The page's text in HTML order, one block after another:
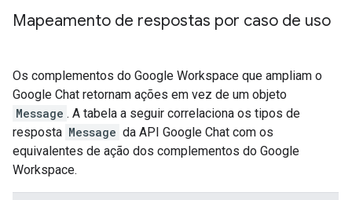
Mapeamento de respostas por caso de uso
Os complementos do Google Workspace que ampliam o
Google Chat retornam ações em vez de um objeto
Message . A tabela a seguir correlaciona os tipos de
resposta Message da API Google Chat com os
equivalentes de ação dos complementos do Google
Workspace.